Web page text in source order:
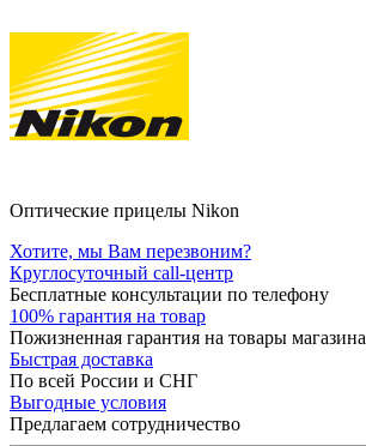
Оптические прицелы Nikon
Хотите, мы Вам перезвоним?
Круглосуточный call-центр
Бесплатные консультации по телефону
100% гарантия на товар
Пожизненная гарантия на товары магазина
Быстрая доставка
По всей России и СНГ
Выгодные условия
Предлагаем сотрудничество